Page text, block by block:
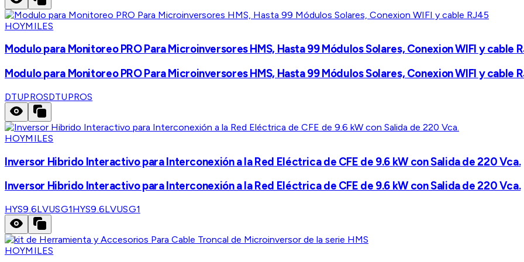
HOYMILES
Modulo para Monitoreo PRO Para Microinversores HMS, Hasta 99 Módulos Solares, Conexion WIFI y cable
Modulo para Monitoreo PRO Para Microinversores HMS, Hasta 99 Módulos Solares, Conexion WIFI y cable
DTUPROSDTUPROS
HOYMILES
Inversor Hibrido Interactivo para Interconexión a la Red Eléctrica de CFE de 9.6 kW con Salida de 220 Vca.
Inversor Hibrido Interactivo para Interconexión a la Red Eléctrica de CFE de 9.6 kW con Salida de 220 Vca.
HYS9.6LVUSG1HYS9.6LVUSG1
HOYMILES